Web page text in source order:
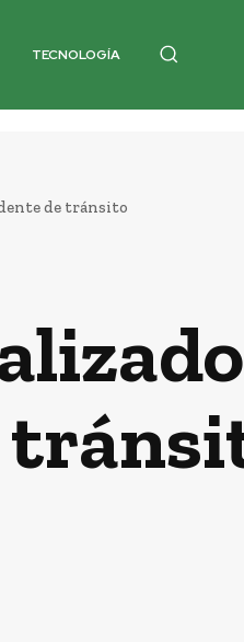
TECNOLOGÍA
de tránsito